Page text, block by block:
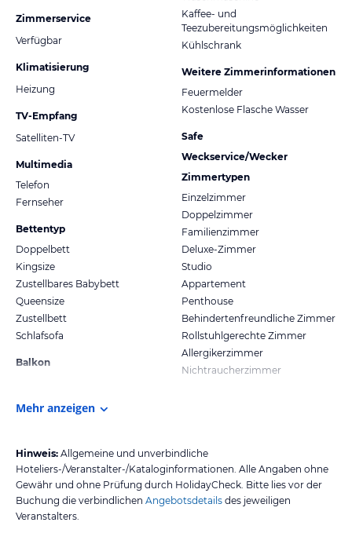
Zimmerservice
Verfügbar
Klimatisierung
Heizung
TV-Empfang
Satelliten-TV
Multimedia
Telefon
Fernseher
Bettentyp
Doppelbett
Kingsize
Zustellbares Babybett
Queensize
Zustellbett
Schlafsofa
Balkon
Kaffee- und
Teezubereitungsmöglichkeiten
Kühlschrank
Weitere Zimmerinformationen
Feuermelder
Kostenlose Flasche Wasser
Safe
Weckservice/Wecker
Zimmertypen
Einzelzimmer
Doppelzimmer
Familienzimmer
Deluxe-Zimmer
Studio
Appartement
Penthouse
Behindertenfreundliche Zimmer
Rollstuhlgerechte Zimmer
Allergikerzimmer
Nichtraucherzimmer
Mehr anzeigen
Hinweis: Allgemeine und unverbindliche
Hoteliers-/Veranstalter-/Kataloginformationen. Alle Angaben ohne
Gewähr und ohne Prüfung durch HolidayCheck. Bitte lies vor der
Buchung die verbindlichen Angebotsdetails des jeweiligen
Veranstalters.